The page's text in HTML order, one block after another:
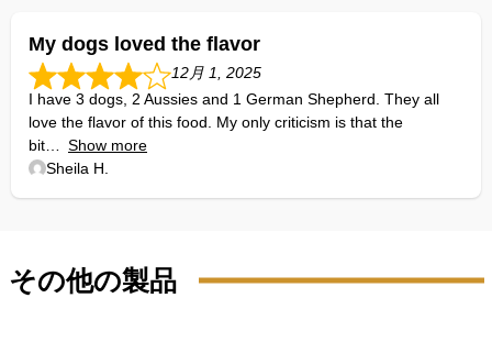
My dogs loved the flavor
12月 1, 2025
I have 3 dogs, 2 Aussies and 1 German Shepherd. They all
love the flavor of this food. My only criticism is that the
bit
Show more
Sheila H.
その他の製品